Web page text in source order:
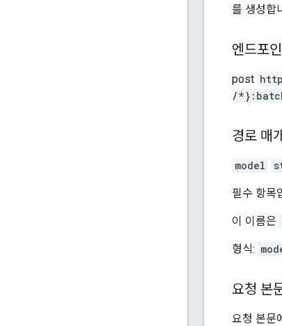
를 생성합
엔드포
post
/
경로 매
model
필수 항목
이 이름은
형식:
요청 본
요청 본문